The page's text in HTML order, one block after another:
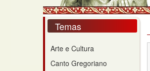
Temas
Arte e Cultura
Canto Gregoriano